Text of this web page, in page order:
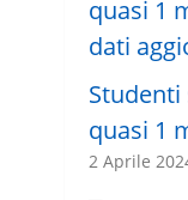
quasi 1
2 Aprile